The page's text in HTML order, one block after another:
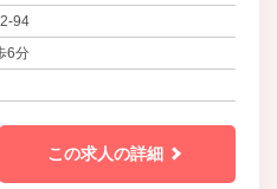
94
6分
この求人の詳細